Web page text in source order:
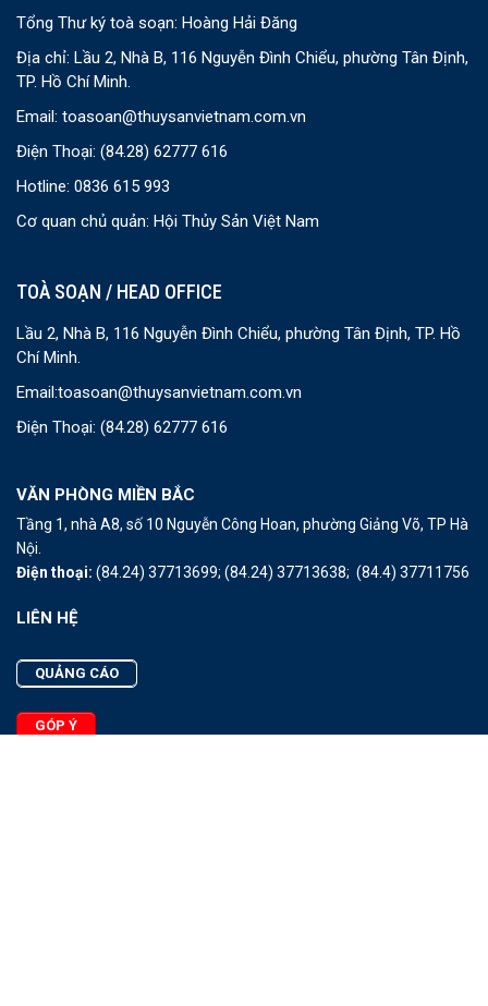
Tổng Thư ký toà soạn: Hoàng Hải Đăng
Địa chỉ: Lầu 2, Nhà B, 116 Nguyễn Đình Chiểu, phường Tân Định,
TP. Hồ Chí Minh.
Email: toasoan@thuysanvietnam.com.vn
Điện Thoại: (84.28) 62777 616
Hotline: 0836 615 993
Cơ quan chủ quản: Hội Thủy Sản Việt Nam
TOÀ SOẠN / HEAD OFFICE
Lầu 2, Nhà B, 116 Nguyễn Đình Chiểu, phường Tân Định, TP. Hồ
Chí Minh.
Email:toasoan@thuysanvietnam.com.vn
Điện Thoại: (84.28) 62777 616
VĂN PHÒNG MIỀN BẮC
Tầng 1, nhà A8, số 10 Nguyễn Công Hoan, phường Giảng Võ, TP Hà
Nội.
Điện thoại: (84.24) 37713699; (84.24) 37713638; (84.4) 37711756
LIÊN HỆ
QUẢNG CÁO
GÓP Ý